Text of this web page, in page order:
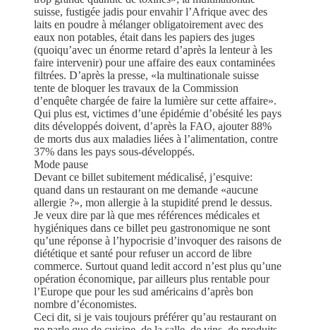
suisse, fustigée jadis pour envahir l’Afrique avec des
laits en poudre à mélanger obligatoirement avec des
eaux non potables, était dans les papiers des juges
(quoiqu’avec un énorme retard d’après la lenteur à les
faire intervenir) pour une affaire des eaux contaminées
filtrées. D’après la presse, «la multinationale suisse
tente de bloquer les travaux de la Commission
d’enquête chargée de faire la lumière sur cette affaire».
Qui plus est, victimes d’une épidémie d’obésité les pays
dits développés doivent, d’après la FAO, ajouter 88%
de morts dus aux maladies liées à l’alimentation, contre
37% dans les pays sous-développés.
Mode pause
Devant ce billet subitement médicalisé, j’esquive:
quand dans un restaurant on me demande «aucune
allergie ?», mon allergie à la stupidité prend le dessus.
Je veux dire par là que mes références médicales et
hygiéniques dans ce billet peu gastronomique ne sont
qu’une réponse à l’hypocrisie d’invoquer des raisons de
diététique et santé pour refuser un accord de libre
commerce. Surtout quand ledit accord n’est plus qu’une
opération économique, par ailleurs plus rentable pour
l’Europe que pour les sud américains d’après bon
nombre d’économistes.
Ceci dit, si je vais toujours préférer qu’au restaurant on